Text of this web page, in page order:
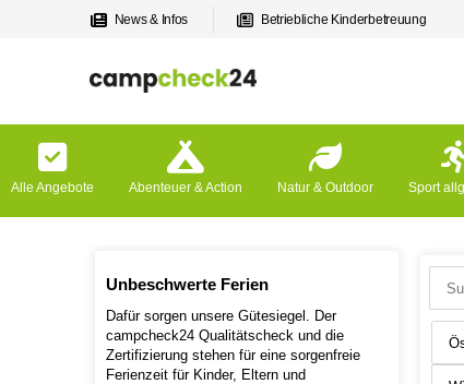
News & Infos Betriebliche Kinderbetreuung
Alle Angebote Abenteuer & Action Natur & Outdoor Sport
Unbeschwerte Ferien
Dafür sorgen unsere Gütesiegel. Der
campcheck24 Qualitätscheck und die
Zertifizierung stehen für eine sorgenfreie
Ferienzeit für Kinder, Eltern und